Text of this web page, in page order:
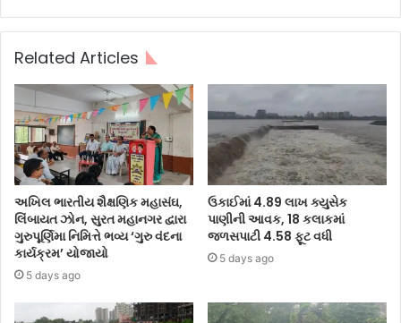
Related Articles
અખિલ ભારતીય શૈક્ષણિક મહાસંઘ,
લિંબાયત ઝોન, સુરત મહાનગર દ્વારા
ગુરુપૂર્ણિમા નિમિત્તે ભવ્ય ‘ગુરુ વંદના
કાર્યક્રમ’ યોજાયો
5 days ago
ઉકાઈમાં 4.89 લાખ ક્યુસેક
પાણીની આવક, 18 કલાકમાં
જળસપાટી 4.58 ફૂટ વધી
5 days ago